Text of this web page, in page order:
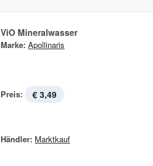
ViO Mineralwasser
Marke: Apollinaris
Preis: € 3,49
Händler: Marktkauf